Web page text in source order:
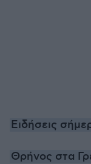
Ειδήσεις
Θρήνος στα